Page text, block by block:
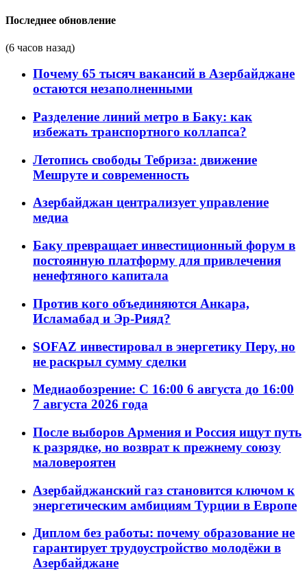
Последнее обновление
(6 часов назад)
Почему 65 тысяч вакансий в Азербайджане
остаются незаполненными
Разделение линий метро в Баку: как
избежать транспортного коллапса?
Летопись свободы Тебриза: движение
Мешруте и современность
Азербайджан централизует управление
медиа
Баку превращает инвестиционный форум в
постоянную платформу для привлечения
ненефтяного капитала
Против кого объединяются Анкара,
Исламабад и Эр-Рияд?
SOFAZ инвестировал в энергетику Перу, но
не раскрыл сумму сделки
Медиаобозрение: С 16:00 6 августа до 16:00
7 августа 2026 года
После выборов Армения и Россия ищут путь
к разрядке, но возврат к прежнему союзу
маловероятен
Азербайджанский газ становится ключом к
энергетическим амбициям Турции в Европе
Диплом без работы: почему образование не
гарантирует трудоустройство молодёжи в
Азербайджане